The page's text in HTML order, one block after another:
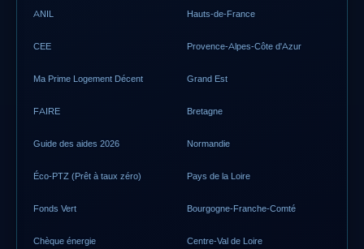
ANIL
CEE
Ma Prime Logement Décent
FAIRE
Guide des aides 2026
Éco-PTZ (Prêt à taux zéro)
Fonds Vert
Chèque énergie
Hauts-de-France
Provence-Alpes-Côte d'Azur
Grand Est
Bretagne
Normandie
Pays de la Loire
Bourgogne-Franche-Comté
Centre-Val de Loire